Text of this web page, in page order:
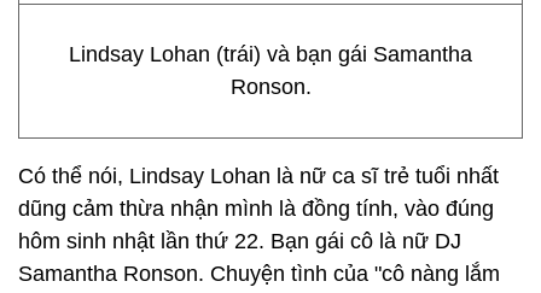
Lindsay Lohan (trái) và bạn gái Samantha
Ronson.
Có thể nói, Lindsay Lohan là nữ ca sĩ trẻ tuổi nhất
dũng cảm thừa nhận mình là đồng tính, vào đúng
hôm sinh nhật lần thứ 22. Bạn gái cô là nữ DJ
Samantha Ronson. Chuyện tình của "cô nàng lắm